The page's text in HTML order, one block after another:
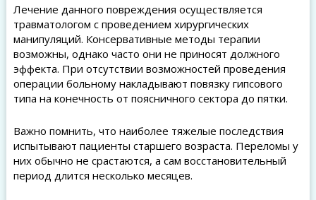
Лечение данного повреждения осуществляется
травматологом с проведением хирургических
манипуляций. Консервативные методы терапии
возможны, однако часто они не приносят должного
эффекта. При отсутствии возможностей проведения
операции больному накладывают повязку гипсового
типа на конечность от поясничного сектора до пятки.
Важно помнить, что наиболее тяжелые последствия
испытывают пациенты старшего возраста. Переломы у
них обычно не срастаются, а сам восстановительный
период длится несколько месяцев.